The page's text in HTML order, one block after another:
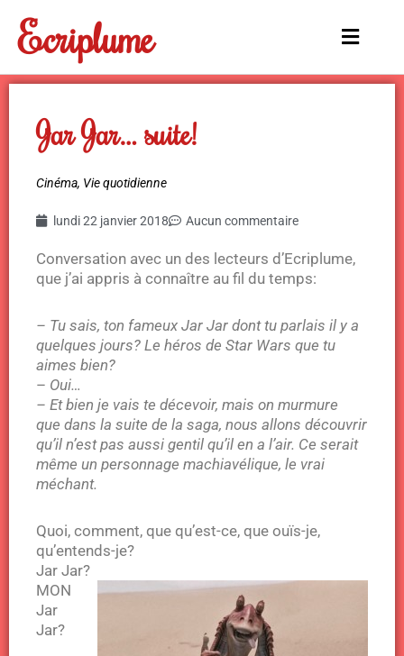
contenu
Ecriplume
Main
Jar Jar… suite!
Cinéma, Vie quotidienne
lundi 22 janvier 2018 Aucun commentaire
Conversation avec un des lecteurs d’Ecriplume,
que j’ai appris à connaître au fil du temps:
– Tu sais, ton fameux Jar Jar dont tu parlais il y a
quelques jours? Le héros de Star Wars que tu
aimes bien?
– Oui…
– Et bien je vais te décevoir, mais on murmure
que dans la suite de la saga, nous allons découvrir
qu’il n’est pas aussi gentil qu’il en a l’air. Ce serait
même un personnage machiavélique, le vrai
méchant.
Quoi, comment, que qu’est-ce, que ouïs-je,
qu’entends-je?
Jar Jar?
MON
Jar
Jar?